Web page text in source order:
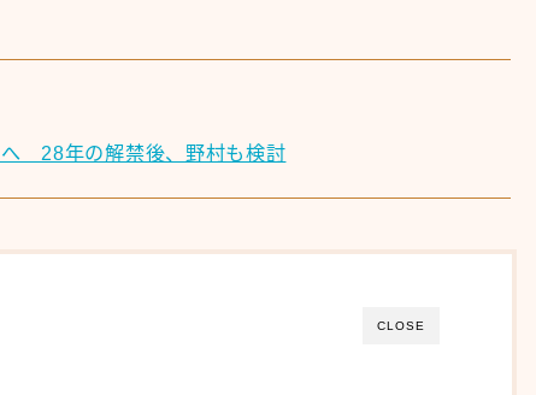
28年の解禁後、野村も検討
CLOSE